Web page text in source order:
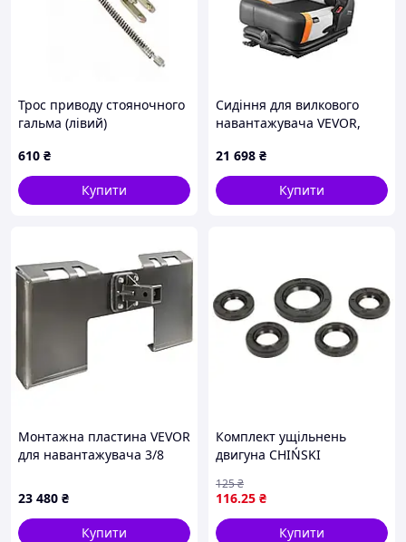
Трос приводу стояночного
гальма (лівий)
47503-13310-71
610 ₴
Купити
Сидіння для вилкового
навантажувача VEVOR,
регульованою спинкою,
підлокітником та ременем
безпеки, безпечне
21 698 ₴
Купити
Монтажна пластина VEVOR
для навантажувача 3/8
пристроєм 5,79 см,
швидкороз'ємним
з'єднанням, сумісна з
23 480 ₴
Купити
Комплект ущільнень
двигуна CHIŃSKI
4T, KYMCO AGILITY, DINK,
FILLY, PEOPLE, SUPER 8 50
INPARTS IP000095
116.25 ₴
125₴
Купити